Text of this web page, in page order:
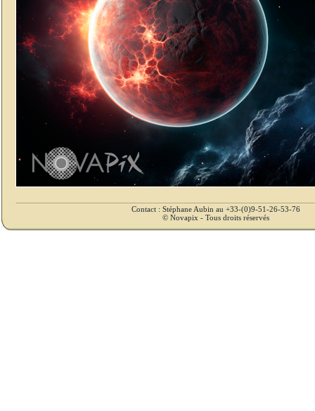
Contact : Stéphane Aubin au +33-(0)9-51-26-53-76
© Novapix - Tous droits réservés